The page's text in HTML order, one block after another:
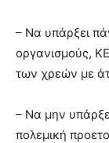
– Να υπάρξει
οργανισμούς,
των χρεών με
– Να μην
πολεμική